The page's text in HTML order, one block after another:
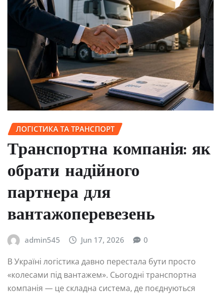
ЛОГІСТИКА ТА ТРАНСПОРТ
Транспортна компанія: як
обрати надійного
партнера для
вантажоперевезень
admin545 Jun 17, 2026 0
В Україні логістика давно перестала бути просто
«колесами під вантажем». Сьогодні транспортна
компанія — це складна система, де поєднуються